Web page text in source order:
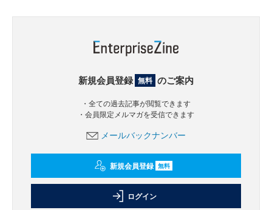
新規会員登録 無料 のご案内
・全ての過去記事が閲覧できます
・会員限定メルマガを受信できます
メールバックナンバー
新規会員登録 無料
ログイン